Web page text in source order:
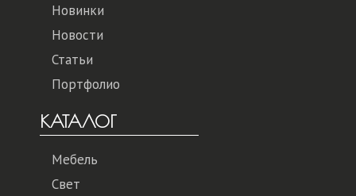
Новинки
Новости
Статьи
Портфолио
КАТАЛОГ
Мебель
Свет